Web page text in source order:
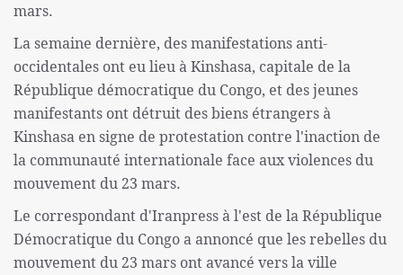
mars.
La semaine dernière, des manifestations anti-
occidentales ont eu lieu à Kinshasa, capitale de la
République démocratique du Congo, et des jeunes
manifestants ont détruit des biens étrangers à
Kinshasa en signe de protestation contre l'inaction de
la communauté internationale face aux violences du
mouvement du 23 mars.
Le correspondant d'Iranpress à l'est de la République
Démocratique du Congo a annoncé que les rebelles du
mouvement du 23 mars ont avancé vers la ville